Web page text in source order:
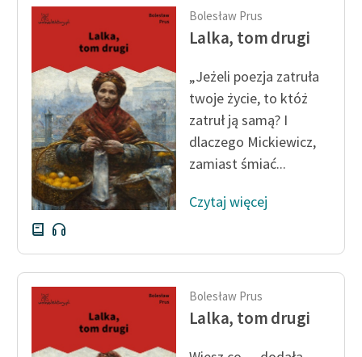
Zasady wykorzystania
Wolnych Lektur
Logotypy
Materiały promocyjne
Polityka prywatności
Regulamin biblioteki
Dane fundacji i
sprawozdania finansowe
Informacja o treściach
Deklaracja dostępności
Bolesław Prus
Lalka, tom drugi
„Jeżeli poezja zatruła
twoje życie, to któż
zatruł ją samą? I
dlaczego Mickiewicz,
zamiast śmiać...
Czytaj więcej
Bolesław Prus
Lalka, tom drugi